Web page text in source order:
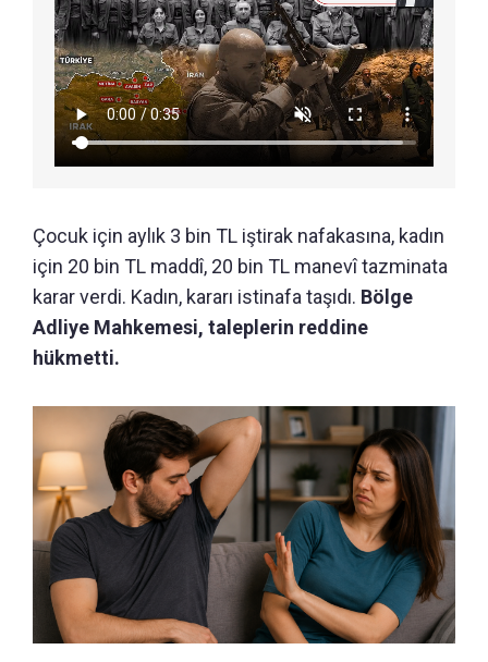
Çocuk için aylık 3 bin TL iştirak nafakasına, kadın
için 20 bin TL maddî, 20 bin TL manevî tazminata
karar verdi. Kadın, kararı istinafa taşıdı. Bölge
Adliye Mahkemesi, taleplerin reddine
hükmetti.